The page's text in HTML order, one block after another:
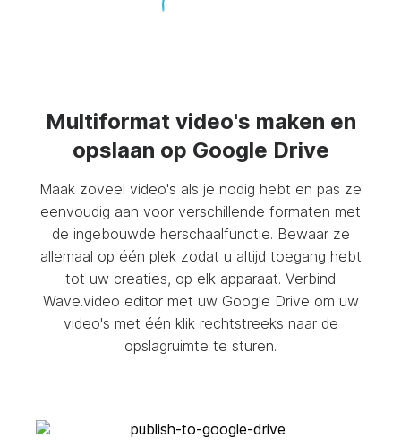
Multiformat video's maken en
opslaan op Google Drive
Maak zoveel video's als je nodig hebt en pas ze
eenvoudig aan voor verschillende formaten met
de ingebouwde herschaalfunctie. Bewaar ze
allemaal op één plek zodat u altijd toegang hebt
tot uw creaties, op elk apparaat. Verbind
Wave.video editor met uw Google Drive om uw
video's met één klik rechtstreeks naar de
opslagruimte te sturen.